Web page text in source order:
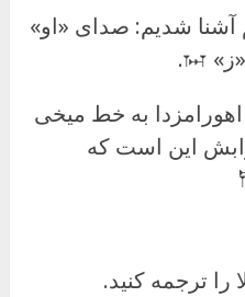
شدیم: صدای «او»
به خط میخی
این است که
را ترجمه کنید.